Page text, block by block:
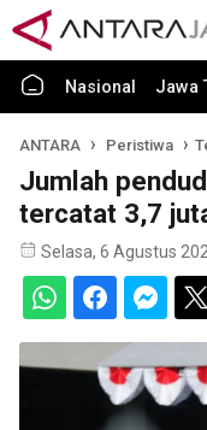
Nasional Jawa
ANTARA Peristiwa
Jumlah
tercatat 3,7
Selasa, 6 Agustus